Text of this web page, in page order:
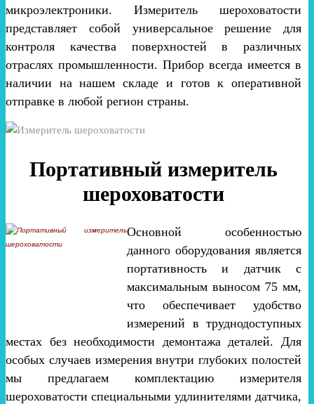
микроэлектроники. Измеритель шероховатости
представляет собой универсальное решение для
контроля качества поверхностей в различных
отраслях промышленности. Прибор всегда имеется в
наличии на нашем складе и готов к оперативной
отправке в любой регион страны.
Портативный измеритель
шероховатости
Основной особенностью
данного оборудования является
портативность и датчик с
максимальным выносом 75 мм,
что обеспечивает удобство
измерений в труднодоступных
местах без необходимости демонтажа деталей. Для
особых случаев измерения внутри глубоких полостей
мы предлагаем комплектацию измерителя
шероховатости специальными удлинителями датчика,